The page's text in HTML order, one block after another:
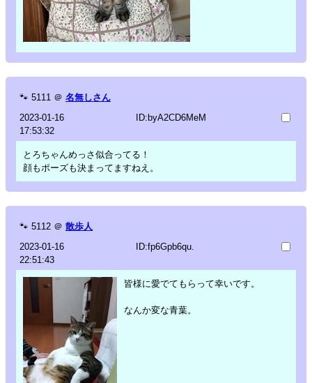
🐾 5111 ＠ 名無しさん
2023-01-16
17:53:32
ID:byA2CD6MeM
とろちゃんめっさ似合ってる！
顔もポーズも決まってますねえ。
🐾 5112 ＠ 散歩人
2023-01-16
22:51:43
ID:fp6Gpb6qu.
皆様に愛でてもらって幸いです。
なんか変な青葉。